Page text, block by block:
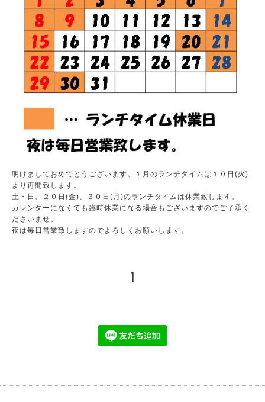
明けましておめでとうございます。１月のランチタイムは１０日(火)
より再開致します。
土・日、２０日(金)、３０日(月)のランチタイムは休業致します。
カレンダーになくても臨時休業になる場合もございますのでご了承く
ださいませ。
夜は毎日営業致しますのでよろしくお願いします。
1